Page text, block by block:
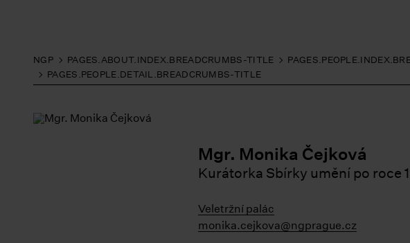
NGP PAGES.ABOUT.INDEX.BREADCRUMBS-TITLE
PAGES.PEOPLE.DETAIL.BREADCRUMBS-TITLE
Mgr. Monika Čejková
Kurátorka Sbírky umění po roce
Veletržní palác
monika.cejkova@ngprague.cz